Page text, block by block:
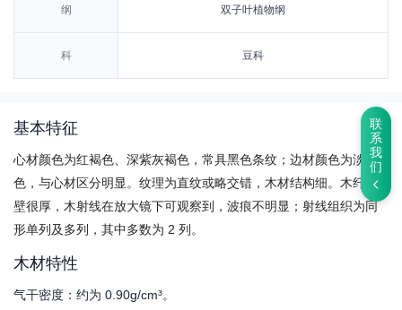
联
系
我
们
纲 双子叶植物纲
科 豆科
基本特征
心材颜色为红褐色、深紫灰褐色，常具黑色条纹；边材颜色为淡黄
色，与心材区分明显。纹理为直纹或略交错，木材结构细。木纤维
壁很厚，木射线在放大镜下可观察到，波痕不明显；射线组织为同
形单列及多列，其中多数为 2 列。
木材特性
气干密度：约为 0.90g/cm³。